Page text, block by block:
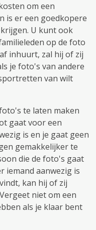
om een
is er een goedkopere
U kunt ook
op de foto
inhuurt, zal hij of zij
je foto's van andere
van wilt
te laten maken
gaat voor een
is en je gaat geen
gemakkelijker te
die de foto's gaat
iemand aanwezig is
kan hij of zij
niet om een
als je klaar bent